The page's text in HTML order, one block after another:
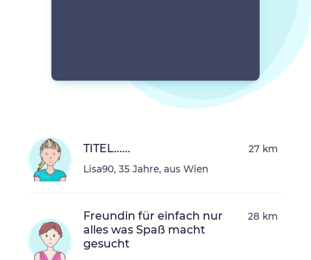
TITEL......
Lisa90, 35 Jahre, aus Wien
27 km
Freundin für einfach nur
alles was Spaß macht
gesucht
28 km